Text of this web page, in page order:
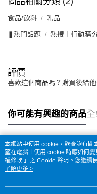
食品/飲料 乳品
❚熱門話題 熱搜｜行動購
評價
喜歡這個商品嗎？購買後給
你可能有興趣的商品全
熱門標籤
本網站中使用 cookie，欲查詢有關
望在電腦上使用 cookie 時應如何
權條款 」之 Cookie 聲明。您繼續
用條款之 Cookie 聲明使用 cookie。
了解更多 >